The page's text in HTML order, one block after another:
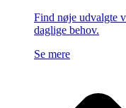
Find nøje udvalgte
daglige behov.
Se mere